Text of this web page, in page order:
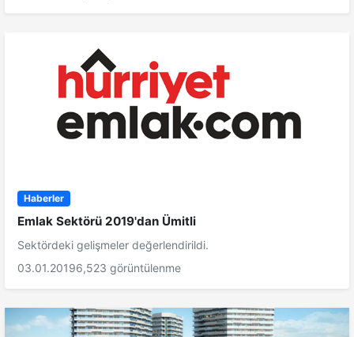
Haberler
Emlak Sektörü 2019'dan Ümitli
Sektördeki gelişmeler değerlendirildi.
03.01.20196,523 görüntülenme